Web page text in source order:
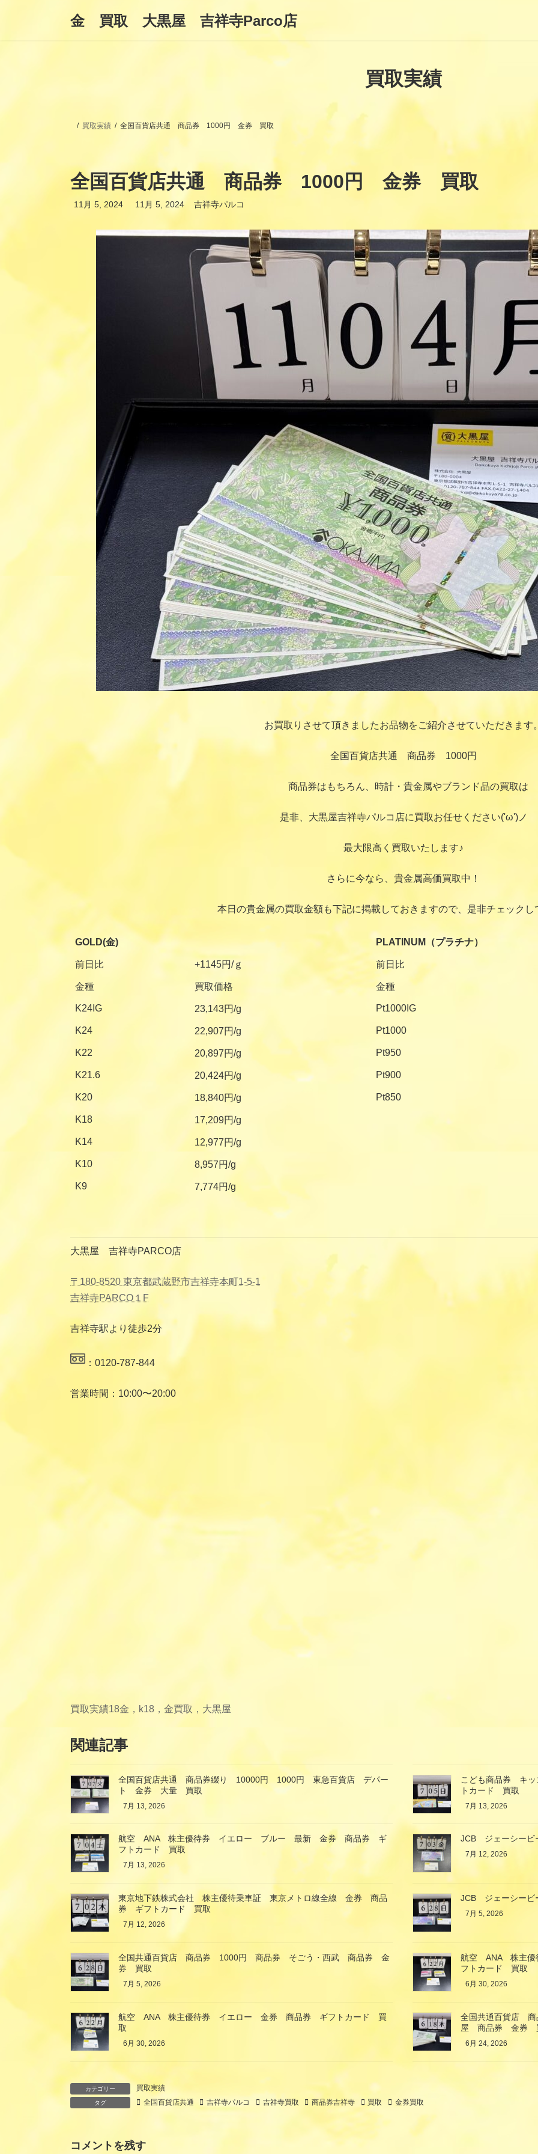
金 買取 大黒屋 吉祥寺Parco店
買取実績
買取実績 全国百貨店共通 商品券 1000円 金券 買取
全国百貨店共通 商品券 1000円 金券 買取
11月 5, 2024
最
新
11月 5, 2024 吉祥寺パルコ
お買取りさせて頂きましたお品物をご紹介させていただきます
全国百貨店共通 商品券 1000円
商品券はもちろん、時計・貴金属やブランド品の買取は
是非、大黒屋吉祥寺パルコ店に買取お任せください('ω')ノ
最大限高く買取いたします♪
さらに今なら、貴金属高価買取中！
本日の貴金属の買取金額も下記に掲載しておきますので、是非チェック
GOLD(金) PLATINUM（プラチナ）
前日比 +1145円/ｇ 前日比
金種 買取価格 金種
K24IG 23,143円/g Pt1000IG
K24 22,907円/g Pt1000
K22 20,897円/g Pt950
K21.6 20,424円/g Pt900
K20 18,840円/g Pt850
K18 17,209円/g
K14 12,977円/g
K10 8,957円/g
K9 7,774円/g
大黒屋 吉祥寺PARCO店
〒180-8520 東京都武蔵野市吉祥寺本町1-5-1
吉祥寺PARCO１F
吉祥寺駅より徒歩2分
：0120-787-844
営業時間：10:00〜20:00
買取実績18金，k18，金買取，大黒屋
関連記事
全国百貨店共通 商品券綴り 10000円 1000円 東急百貨店 デパー
ト 金券 大量 買取
7月 13, 2026
こども商品券 キ
トカード 買取
7月 13, 2026
航空 ANA 株主優待券 イエロー ブルー 最新 金券 商品券 ギ
フトカード 買取
7月 13, 2026
JCB ジェーシー
7月 12, 2026
東京地下鉄株式会社 株主優待乗車証 東京メトロ線全線 金券 商品
券 ギフトカード 買取
7月 12, 2026
JCB ジェーシー
7月 5, 2026
全国共通百貨店 商品券 1000円 商品券 そごう・西武 商品券 金
券 買取
7月 5, 2026
航空 ANA 株主
フトカード 買取
6月 30, 2026
航空 ANA 株主優待券 イエロー 金券 商品券 ギフトカード 買
取
6月 30, 2026
全国共通百貨店
屋 商品券 金券
6月 24, 2026
カテゴリー 買取実績
タグ 全国百貨店共通 吉祥寺パルコ 吉祥寺買取 商品券吉祥寺 買取 金券買取
コメントを残す